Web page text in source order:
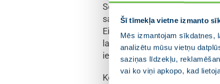
Šī tīmekļa vietne izmanto
Mēs izmantojam sīkdatnes,
analizētu mūsu vietņu
saziņas līdzekļu,
vai ko viņi apkopo, kad
Somija ar jaunu ES
sadzirdētas Baltijas valstis,
Eiropas Komisijas
lauksaimniecībai, līdz ar to
iepriekšējam daudzgadu
Kohēzijas draugu grupa,